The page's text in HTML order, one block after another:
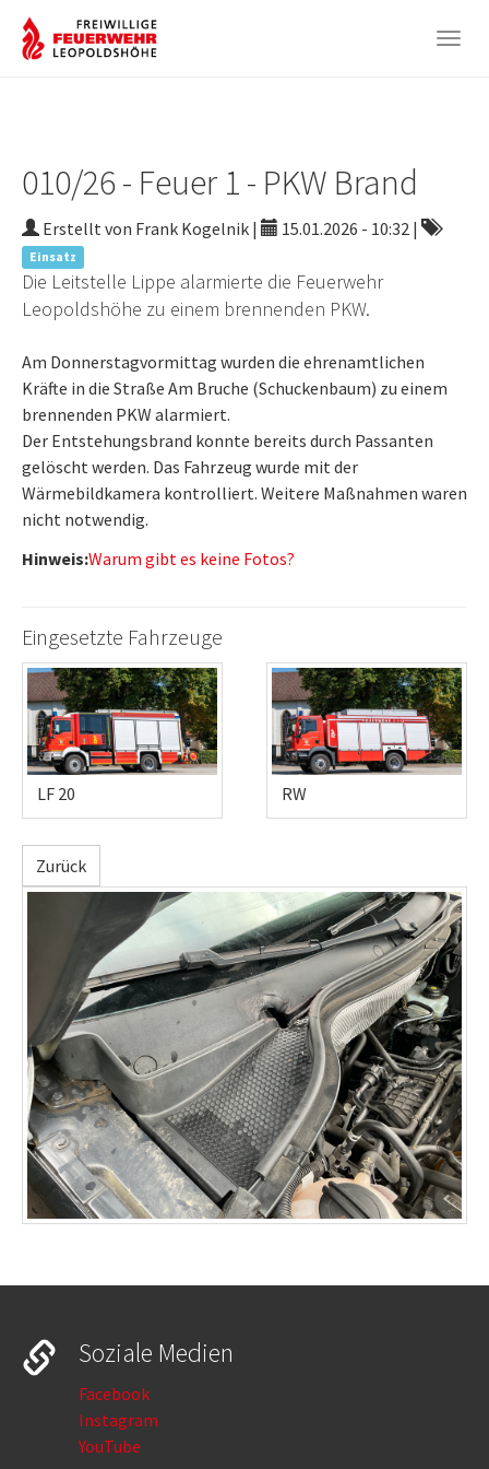
010/26 - Feuer 1 - PKW Brand
Erstellt von Frank Kogelnik | 15.01.2026 - 10:32 |
Einsatz
Die Leitstelle Lippe alarmierte die Feuerwehr
Leopoldshöhe zu einem brennenden PKW.
Am Donnerstagvormittag wurden die ehrenamtlichen
Kräfte in die Straße Am Bruche (Schuckenbaum) zu einem
brennenden PKW alarmiert.
Der Entstehungsbrand konnte bereits durch Passanten
gelöscht werden. Das Fahrzeug wurde mit der
Wärmebildkamera kontrolliert. Weitere Maßnahmen waren
nicht notwendig.
Hinweis:Warum gibt es keine Fotos?
Eingesetzte Fahrzeuge
LF 20 RW
Zurück
Soziale Medien
Facebook
Instagram
YouTube